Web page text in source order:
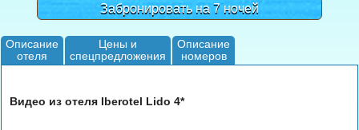
Забронировать на 7 ночей
Описание
отеля
Цены и
спецпредложения
Описание
номеров
Видео из отеля Iberotel Lido 4*